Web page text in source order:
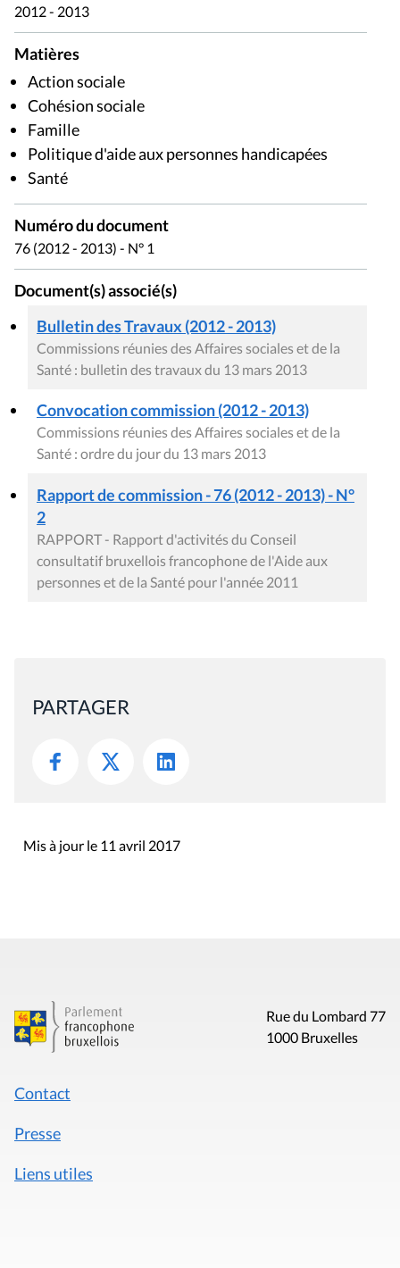
2012 - 2013
Matières
Action sociale
Cohésion sociale
Famille
Politique d'aide aux personnes handicapées
Santé
Numéro du document
76 (2012 - 2013) - N° 1
Document(s) associé(s)
Bulletin des Travaux (2012 - 2013)
Commissions réunies des Affaires sociales et de la
Santé : bulletin des travaux du 13 mars 2013
Convocation commission (2012 - 2013)
Commissions réunies des Affaires sociales et de la
Santé : ordre du jour du 13 mars 2013
Rapport de commission - 76 (2012 - 2013) - N°
2
RAPPORT - Rapport d'activités du Conseil
consultatif bruxellois francophone de l'Aide aux
personnes et de la Santé pour l'année 2011
PARTAGER
Mis à jour le 11 avril 2017
Rue du Lombard 77
1000 Bruxelles
Contact
Presse
Liens utiles